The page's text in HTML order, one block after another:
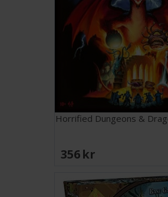
Horrified Dungeons &
356 SEK